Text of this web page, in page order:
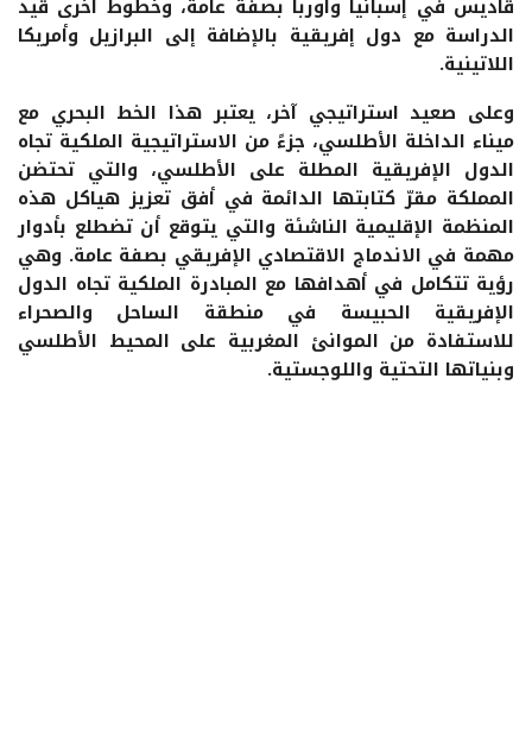
قاديس في إسبانيا وأوربا بصفة عامة، وخطوط أخرى قيد
الدراسة مع دول إفريقية بالإضافة إلى البرازيل وأمريكا
اللاتينية.
وعلى صعيد استراتيجي آخر، يعتبر هذا الخط البحري مع
ميناء الداخلة الأطلسي، جزءً من الاستراتيجية الملكية تجاه
الدول الإفريقية المطلة على الأطلسي، والتي تحتضن
المملكة مقرّ كتابتها الدائمة في أفق تعزيز هياكل هذه
المنظمة الإقليمية الناشئة والتي يتوقع أن تضطلع بأدوار
مهمة في الاندماج الاقتصادي الإفريقي بصفة عامة. وهي
رؤية تتكامل في أهدافها مع المبادرة الملكية تجاه الدول
الإفريقية الحبيسة في منطقة الساحل والصحراء
للاستفادة من الموانئ المغربية على المحيط الأطلسي
وبنياتها التحتية واللوجستية.